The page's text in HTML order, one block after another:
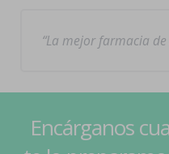
La mejor farmacia
Encárganos